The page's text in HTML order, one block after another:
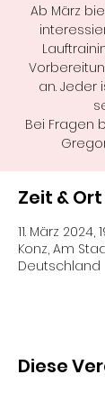
Ab März
an. Jeder
Bei Fragen
Zeit & Ort
11. März 2024,
Konz, Am
Deutschland
Diese